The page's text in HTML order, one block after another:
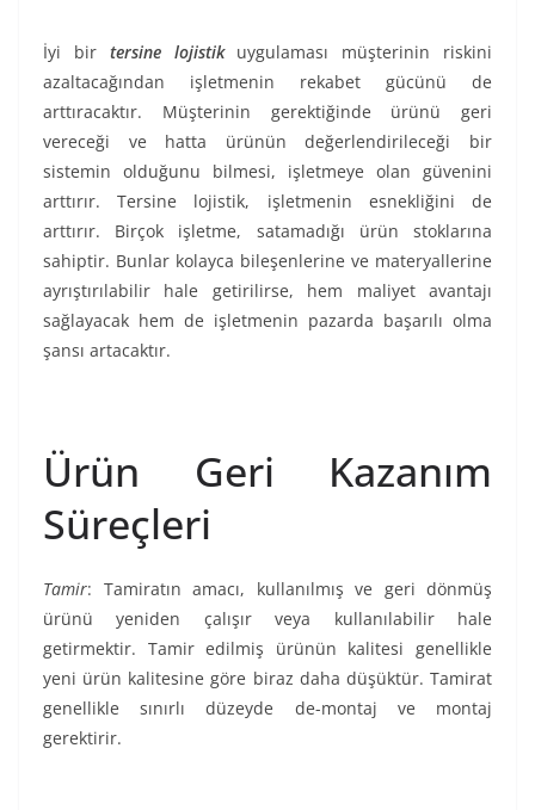
İyi bir tersine lojistikuygulaması müşterinin riskini
azaltacağından işletmenin rekabet gücünü de
arttıracaktır. Müşterinin gerektiğinde ürünü geri
vereceği ve hatta ürünün değerlendirileceği bir
sistemin olduğunu bilmesi, işletmeye olan güvenini
arttırır. Tersine lojistik, işletmenin esnekliğini de
arttırır. Birçok işletme, satamadığı ürün stoklarına
sahiptir. Bunlar kolayca bileşenlerine ve materyallerine
ayrıştırılabilir hale getirilirse, hem maliyet avantajı
sağlayacak hem de işletmenin pazarda başarılı olma
şansı artacaktır.
Ürün Geri Kazanım
Süreçleri
Tamir: Tamiratın amacı, kullanılmış ve geri dönmüş
ürünü yeniden çalışır veya kullanılabilir hale
getirmektir. Tamir edilmiş ürünün kalitesi genellikle
yeni ürün kalitesine göre biraz daha düşüktür. Tamirat
genellikle sınırlı düzeyde de-montaj ve montaj
gerektirir.